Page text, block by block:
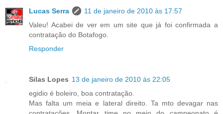
Lucas Serra
11 de janeiro de 2010 às 17:57
Valeu! Acabei de ver em um site que já foi confirmada a
contratação do Botafogo.
Responder
Silas Lopes 13 de janeiro de 2010 às 22:05
egidio é boleiro, boa contratação.
Mas falta um meia e lateral direito. Ta mto devagar nas